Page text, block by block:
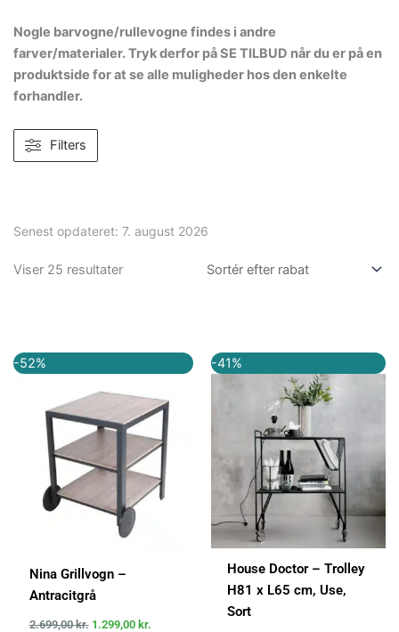
Nogle barvogne/rullevogne findes i andre
farver/materialer. Tryk derfor på SE TILBUD når du er på en
produktside for at se alle muligheder hos den enkelte
forhandler.
Filters
Senest opdateret: 7. august 2026
Viser 25 resultater
-52%
Nina Grillvogn –
Antracitgrå
2.699,00kr.
oprindelige
pris
2.699,00 kr..
1.299,00 kr.
aktuelle
er:
1.299,00 kr..
-41%
House Doctor – Trolley
H81 x L65 cm, Use,
Sort
oprindelige
pris
var:
2.699,00 kr..
aktuelle